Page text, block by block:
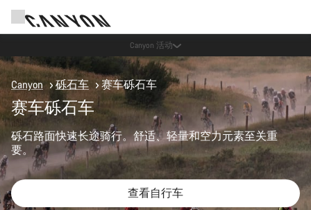
通过 Canyon 新闻通讯享受优惠
Canyon 砾石车 赛车砾石车
赛车砾石车
砾石路面快速长途骑行。舒适、轻量和空力元素至关重
要。
查看自行车